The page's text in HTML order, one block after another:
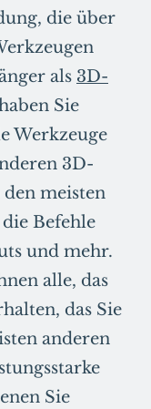
die über
als 3D-
Sie
Werkzeuge
3D-
meisten
Befehle
und mehr.
alle, das
das Sie
anderen
Sie